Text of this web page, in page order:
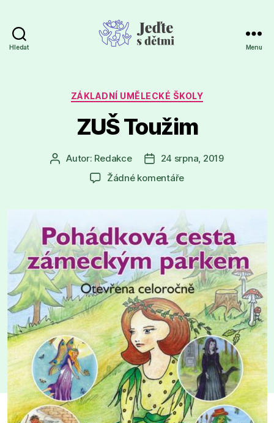
Hledat Menu
Rubriky
ZÁKLADNÍ UMĚLECKÉ ŠKOLY
ZUŠ Toužim
Autor
příspěvku
Autor: Redakce
Datum
příspěvku
24 srpna, 2019
Žádné komentářeu
ZUŠ
Toužim